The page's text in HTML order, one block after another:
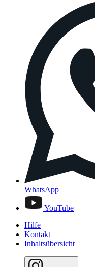
WhatsApp
YouTube
Hilfe
Kontakt
Inhaltsübersicht